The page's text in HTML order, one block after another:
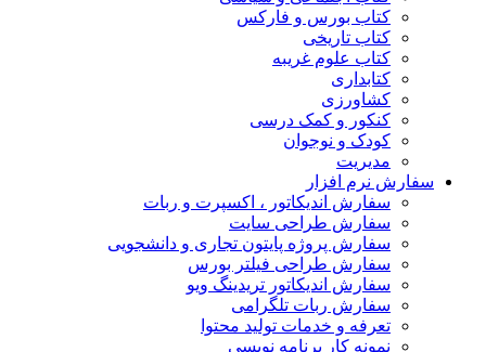
کتاب بورس و فارکس
کتاب تاریخی
کتاب علوم غریبه
کتابداری
کشاورزی
کنکور و کمک‌ درسی
کودک و نوجوان
مدیریت
سفارش نرم افزار
سفارش اندیکاتور ، اکسپرت و ربات
سفارش طراحی سایت
سفارش پروژه پایتون تجاری و دانشجویی
سفارش طراحی فیلتر بورس
سفارش اندیکاتور تریدینگ ویو
سفارش ربات تلگرامی
تعرفه و خدمات تولید محتوا
نمونه کار برنامه نویسی